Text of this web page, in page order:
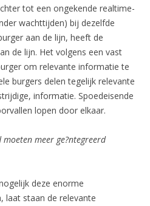
tot een ongekende realtime-
wachttijden) bij dezelfde
aan de lijn, heeft de
de lijn. Het volgens een vast
om relevante informatie te
burgers delen tegelijk relevante
informatie. Spoedeisende
lopen door elkaar.
meer ge?ntegreerd
deze enorme
staan de relevante